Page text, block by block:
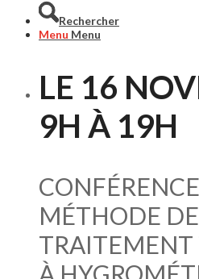
Rechercher
Menu Menu
LE 16
9H À 19H
CONFÉRENCE
MÉTHODE DE